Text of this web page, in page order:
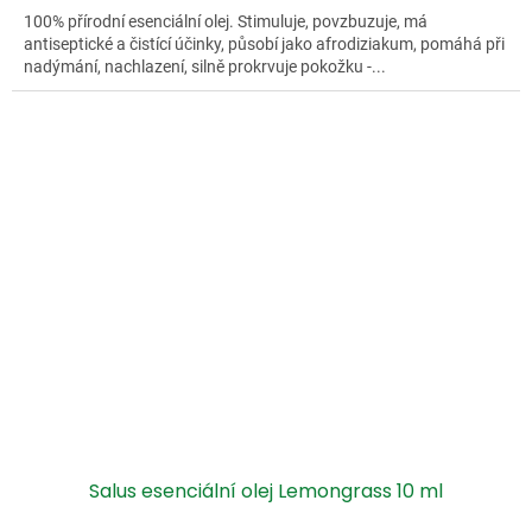
100% přírodní esenciální olej. Stimuluje, povzbuzuje, má
antiseptické a čistící účinky, působí jako afrodiziakum, pomáhá při
nadýmání, nachlazení, silně prokrvuje pokožku -...
Salus esenciální olej Lemongrass 10 ml